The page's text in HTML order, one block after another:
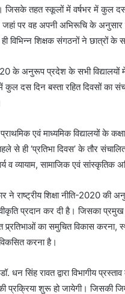
जिसके तहत स्कूलों में वर्षभर में कुल
पर वह अपनी अभिरूचि के अनुसार
विभिन्न शिक्षक संगठनों ने छात्रों के
के अनुरूप प्रदेश के सभी
कुल दस दिन बस्ता रहित दिवसों का
एवं माध्यमिक विद्यालयों के
से ही ‘प्रतिभा दिवस’ के तौर
व व्यायाम, सामाजिक एवं सांस्कृतिक
ने राष्ट्रीय शिक्षा नीति-2020 की
प्रदान कर दी है। जिसका प्रमुख
प्र्रतिभाओं का समुचित विकास
करना है।
धन सिंह रावत द्वारा विभागीय
प्रक्रिया शुरू हो जायेगी। जिसकी